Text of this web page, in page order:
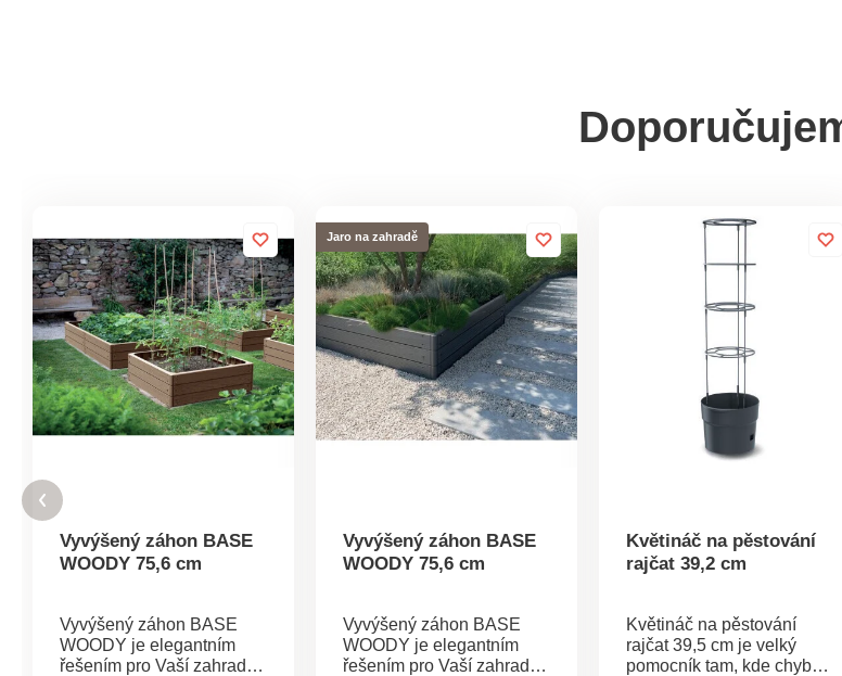
Vyvýšený záhon BASE
WOODY 75,6 cm
Vyvýšený záhon BASE
WOODY je elegantním
řešením pro Vaší zahradu.
Jaro na zahradě
Vyvýšený záhon BASE
WOODY 75,6 cm
Vyvýšený záhon BASE
WOODY je elegantním
řešením pro Vaší zahradu.
Květináč na pěstování
rajčat 39,2 cm
Květináč na pěstování
rajčat 39,5 cm je velký
pomocník tam, kde chybí